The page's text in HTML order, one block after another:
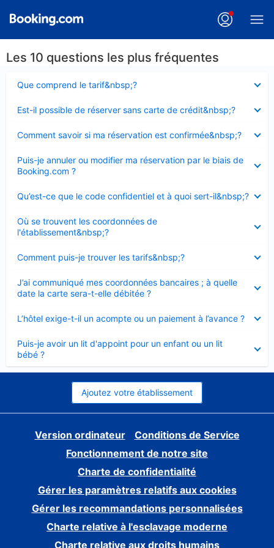
Les 10 questions les plus fréquentes
Que comprend le tarif&nbsp;?
fermé
Est-il possible de réserver sans carte de crédit&nbsp;?
fermé
Comment savoir si ma réservation est confirmée&nbsp;?
fermé
Puis-je annuler ou modifier ma réservation par le biais de
Booking.com ?
fermé
Qu’est-ce que le code confidentiel et à quoi sert-il&nbsp;?
fermé
Où se trouvent les coordonnées de
l'établissement&nbsp;?
fermé
Comment puis-je trouver les tarifs&nbsp;?
fermé
J’ai communiqué mes coordonnées bancaires ; à quelle
date la carte sera-t-elle débitée ?
fermé
L’hôtel exige-t-il un acompte ou un paiement à l’avance ?
fermé
Puis-je avoir un lit d'appoint pour un enfant ou un lit
bébé ?
fermé
Ajoutez votre établissement
Version ordinateur
Conditions de Service
Fonctionnement de notre site
Charte de confidentialité
Gérer les paramètres relatifs aux cookies
Gérer les recommandations personnalisées
Charte relative à l'esclavage moderne
Charte relative aux droits humains